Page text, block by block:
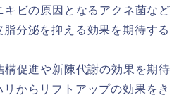
ビの原因となるアクネ菌など
分泌を抑える効果を期待する
促進や新陳代謝の効果を期待
からリフトアップの効果をき